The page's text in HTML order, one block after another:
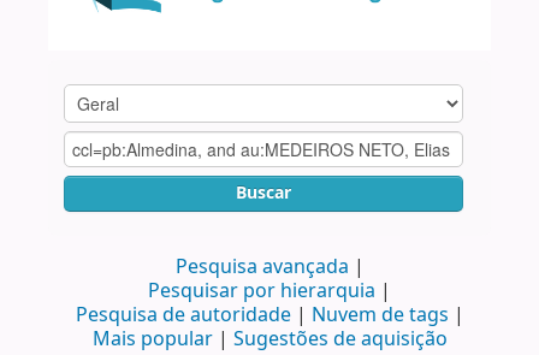
Buscar
Pesquisa avançada
Pesquisar por hierarquia
Pesquisa de autoridade
Nuvem de tags
Mais popular
Sugestões de aquisição